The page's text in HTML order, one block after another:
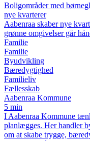
Boligområder med
nye kvarterer
Aabenraa skaber nye
grønne omgivelser går
Familie
Familie
Byudvikling
Bæredygtighed
Familieliv
Fællesskab
Aabenraa Kommune
5 min
I Aabenraa Kommune
planlægges. Her handler
om at skabe trygge,